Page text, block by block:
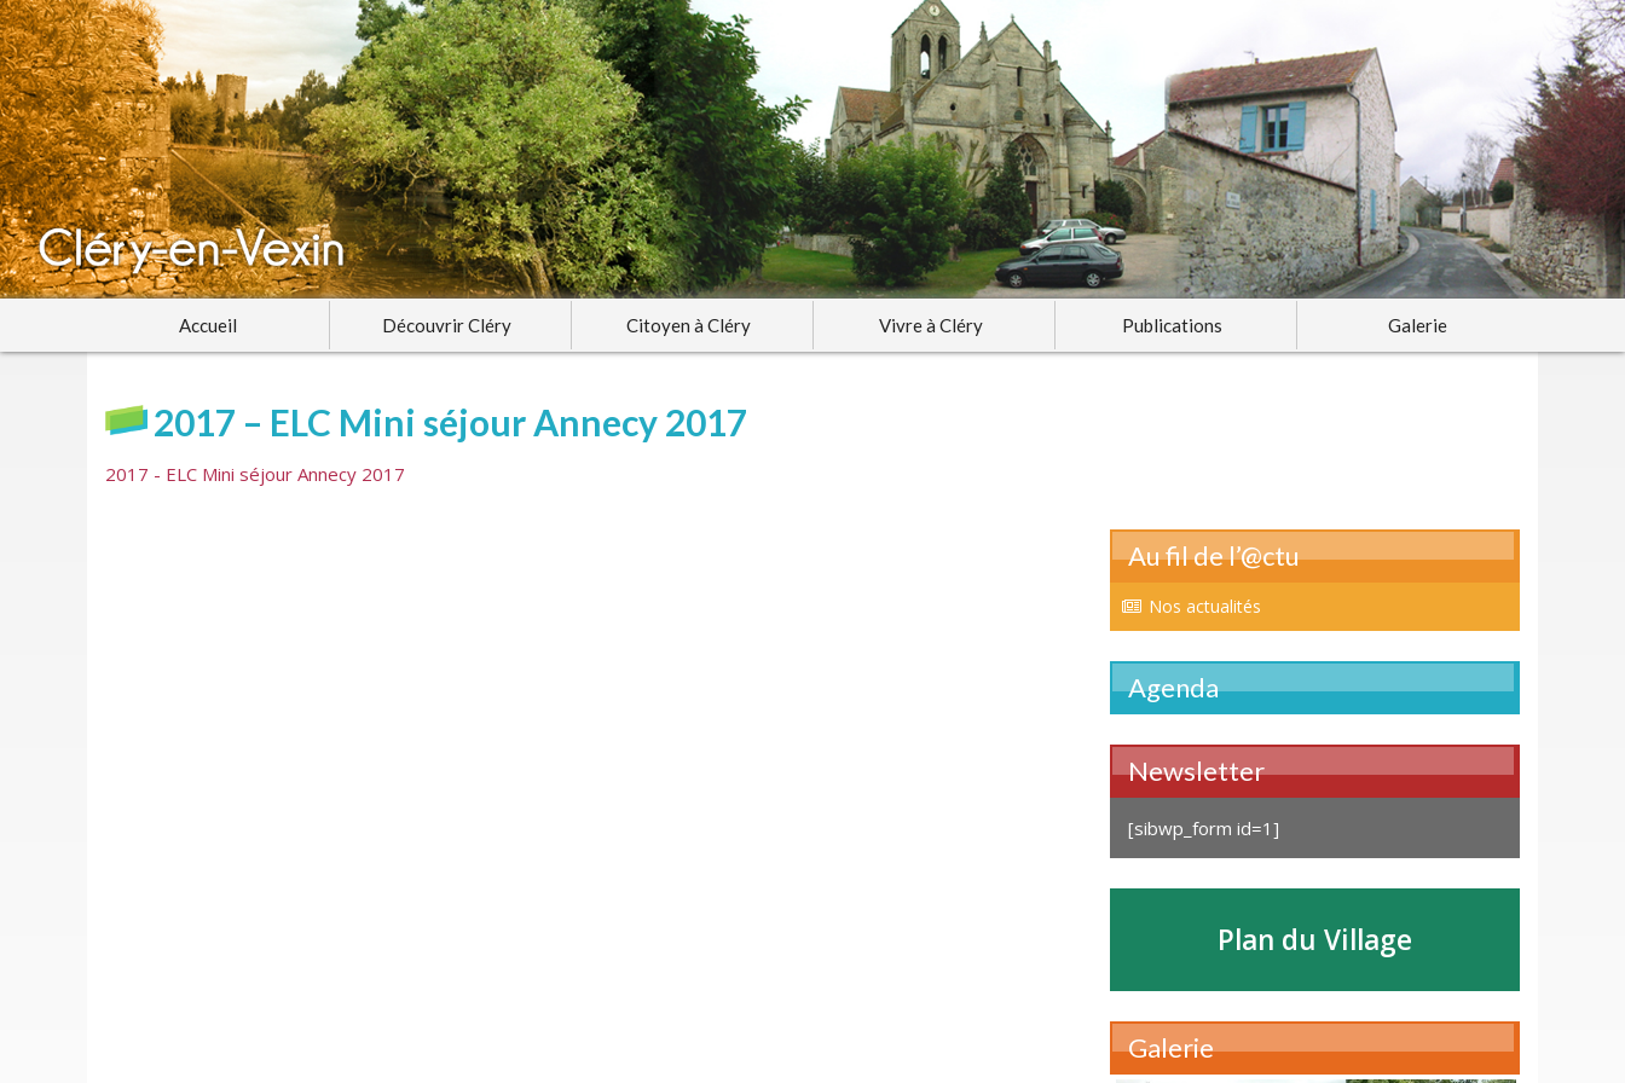
Accueil Découvrir Cléry Citoyen à Cléry Vivre à Cléry Publications Galerie
2017 – ELC Mini séjour Annecy 2017
2017 - ELC Mini séjour Annecy 2017
Au fil de l’@ctu
Nos actualités
Agenda
Newsletter
[sibwp_form id=1]
Plan du Village
Galerie